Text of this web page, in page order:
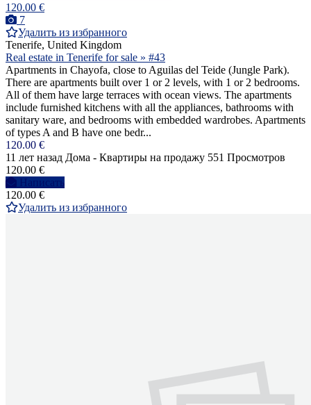
120.00 €
7
Удалить из избранного
Tenerife, United Kingdom
Real estate in Tenerife for sale » #43
Apartments in Chayofa, close to Aguilas del Teide (Jungle Park).
There are apartments built over 1 or 2 levels, with 1 or 2 bedrooms.
All of them have large terraces with ocean views. The apartments
include furnished kitchens with all the appliances, bathrooms with
sanitary ware, and bedrooms with embedded wardrobes. Apartments
of types A and B have one bedr...
120.00 €
11 лет назад Дома - Квартиры на продажу 551 Просмотров
120.00 €
Написать
120.00 €
Удалить из избранного